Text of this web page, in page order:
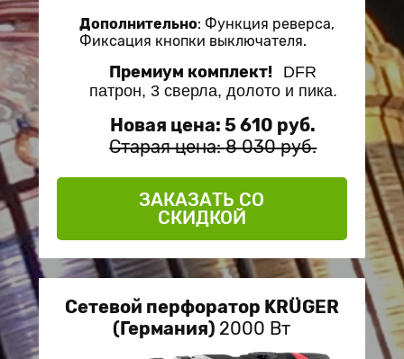
Дополнительно: Функция реверса,
Фиксация кнопки выключателя.
Премиум комплект! DFR
патрон, 3 сверла, долото и пика.
Новая цена: 5 610 руб.
Старая цена: 8 030 руб.
ЗАКАЗАТЬ СО
СКИДКОЙ
Сетевой перфоратор KRÜGER
(Германия) 2000 Вт